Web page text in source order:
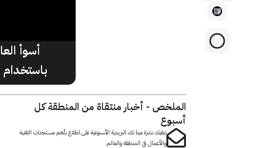
أسوأ
باستخدام
الملخص - أخبار منتقاة من المنطقة كل
أسبوع
تبقيك نشرة مينا تك البريدية الأسبوعية على اطلاع بأهم مستجدات التقنية
والأعمال في المنطقة والعالم.